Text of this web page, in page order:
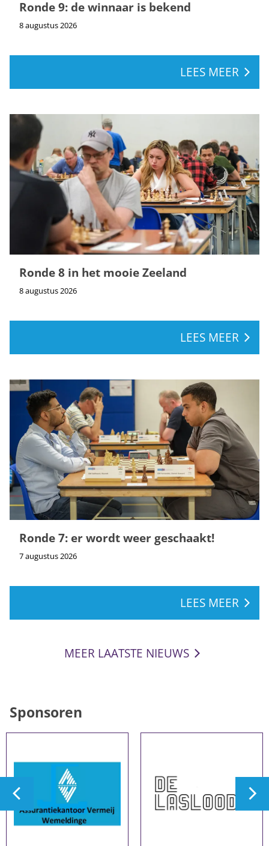
Ronde 9: de winnaar is bekend
8 augustus 2026
LEES MEER
Ronde 8 in het mooie Zeeland
8 augustus 2026
LEES MEER
Ronde 7: er wordt weer geschaakt!
7 augustus 2026
LEES MEER
MEER LAATSTE NIEUWS
Sponsoren